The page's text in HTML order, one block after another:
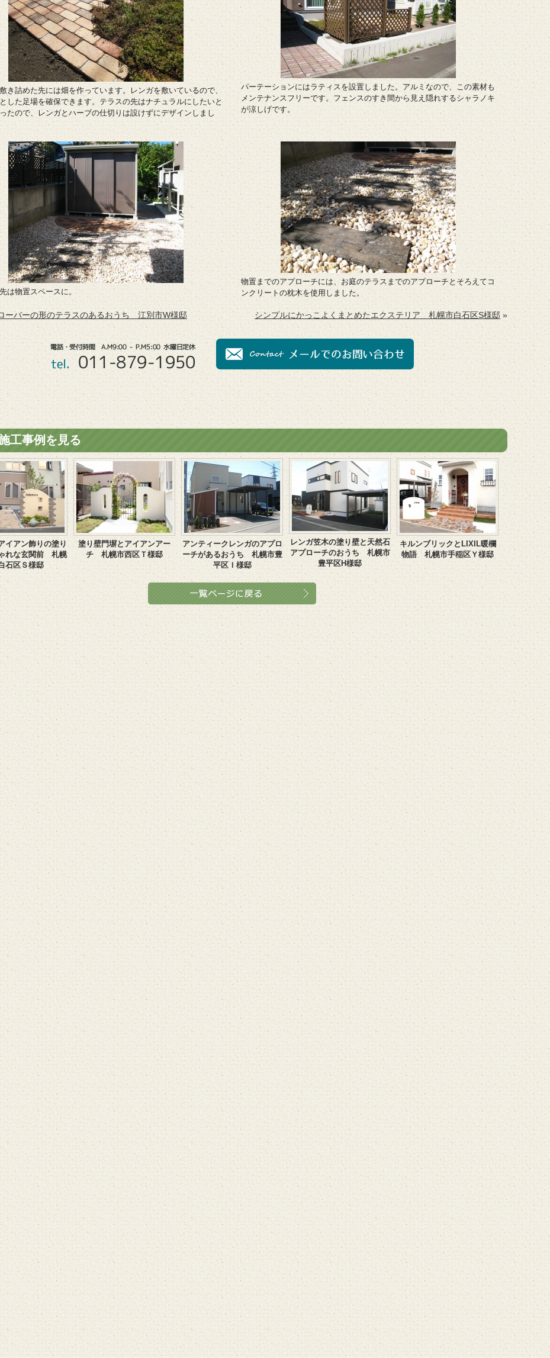
き詰めた先には畑を作っています。レンガを敷いているので、
した足場を確保できます。テラスの先はナチュラルにしたいと
たので、レンガとハーブの仕切りは設けずにデザインしまし
パーテーションにはラティスを設置しました。アルミなので、この素材も
メンテナンスフリーです。フェンスのすき間から見え隠れするシャラノキ
が涼しげです。
は物置スペースに。
物置までのアプローチには、お庭のテラスまでのアプローチとそろえてコ
ンクリートの枕木を使用しました。
ーバーの形のテラスのあるおうち 江別市W様邸 シンプルにかっこよくまとめたエクステリア 札幌市白石区S様邸 »
工事例を見る
イアン飾りの塗り
れな玄関前 札幌
石区Ｓ様邸
塗り壁門塀とアイアンアー
チ 札幌市西区Ｔ様邸
アンティークレンガのアプロ
ーチがあるおうち 札幌市豊
平区Ｉ様邸
レンガ笠木の塗り壁と天然石
アプローチのおうち 札幌市
豊平区H様邸
キルンブリックとLIXIL暖欄
物語 札幌市手稲区Ｙ様邸